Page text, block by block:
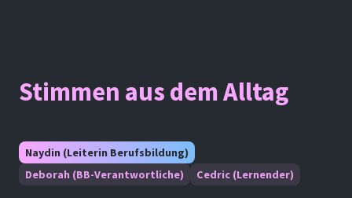
Stimmen aus dem Alltag
Naydin (Leiterin Berufsbildung)
Deborah (BB-Verantwortliche)
Cedric (Lernender)